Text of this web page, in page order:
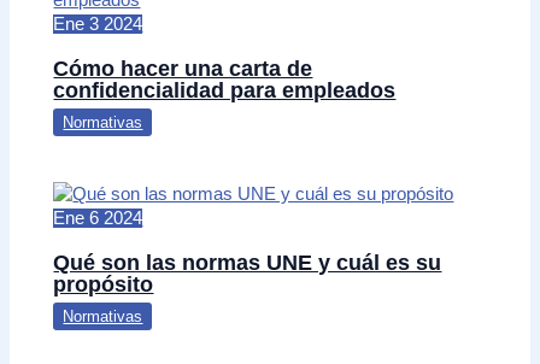
Ene 3 2024
Cómo hacer una carta de
confidencialidad para empleados
Normativas
Ene 6 2024
Qué son las normas UNE y cuál es su
propósito
Normativas